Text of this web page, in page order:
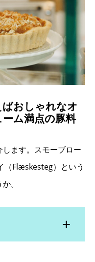
おしゃれなオ
ム満点の豚料
ます。スモーブロー
Flæskesteg）という
。